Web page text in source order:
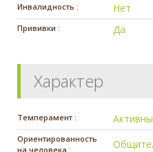
Инвалидность : Нет
Прививки : Да
Характер
Темперамент :
Ориентированность
на человека :